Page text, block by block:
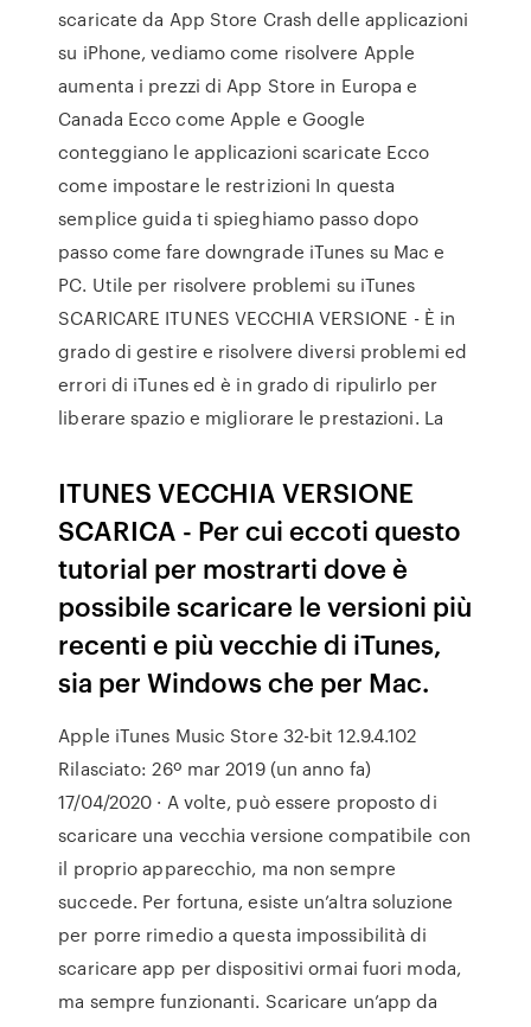
scaricate da App Store Crash delle applicazioni
su iPhone, vediamo come risolvere Apple
aumenta i prezzi di App Store in Europa e
Canada Ecco come Apple e Google
conteggiano le applicazioni scaricate Ecco
come impostare le restrizioni In questa
semplice guida ti spieghiamo passo dopo
passo come fare downgrade iTunes su Mac e
PC. Utile per risolvere problemi su iTunes
SCARICARE ITUNES VECCHIA VERSIONE - È in
grado di gestire e risolvere diversi problemi ed
errori di iTunes ed è in grado di ripulirlo per
liberare spazio e migliorare le prestazioni. La
ITUNES VECCHIA VERSIONE
SCARICA - Per cui eccoti questo
tutorial per mostrarti dove è
possibile scaricare le versioni più
recenti e più vecchie di iTunes,
sia per Windows che per Mac.
Apple iTunes Music Store 32-bit 12.9.4.102
Rilasciato: 26º mar 2019 (un anno fa)
17/04/2020 · A volte, può essere proposto di
scaricare una vecchia versione compatibile con
il proprio apparecchio, ma non sempre
succede. Per fortuna, esiste un’altra soluzione
per porre rimedio a questa impossibilità di
scaricare app per dispositivi ormai fuori moda,
ma sempre funzionanti. Scaricare un’app da